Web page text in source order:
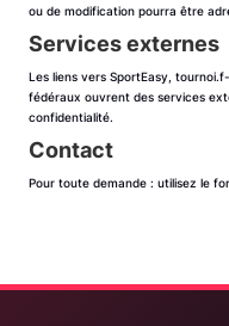
ou de modification pourra être
Services externes
Les liens vers SportEasy,
fédéraux ouvrent des services
confidentialité.
Contact
Pour toute demande : utilisez le